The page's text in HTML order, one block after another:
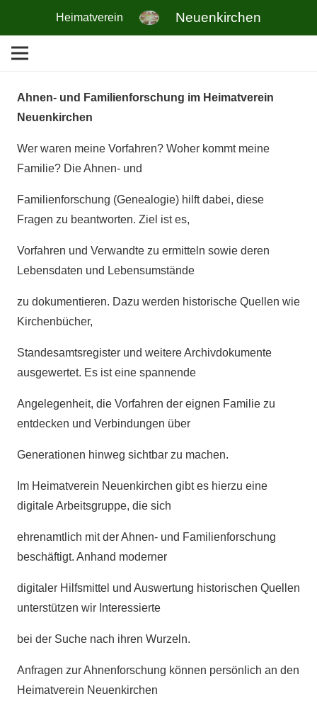
Heimatverein Neuenkirchen
Ahnen- und Familienforschung im Heimatverein
Neuenkirchen
Wer waren meine Vorfahren? Woher kommt meine
Familie? Die Ahnen- und
Familienforschung (Genealogie) hilft dabei, diese
Fragen zu beantworten. Ziel ist es,
Vorfahren und Verwandte zu ermitteln sowie deren
Lebensdaten und Lebensumstände
zu dokumentieren. Dazu werden historische Quellen wie
Kirchenbücher,
Standesamtsregister und weitere Archivdokumente
ausgewertet. Es ist eine spannende
Angelegenheit, die Vorfahren der eignen Familie zu
entdecken und Verbindungen über
Generationen hinweg sichtbar zu machen.
Im Heimatverein Neuenkirchen gibt es hierzu eine
digitale Arbeitsgruppe, die sich
ehrenamtlich mit der Ahnen- und Familienforschung
beschäftigt. Anhand moderner
digitaler Hilfsmittel und Auswertung historischen Quellen
unterstützen wir Interessierte
bei der Suche nach ihren Wurzeln.
Anfragen zur Ahnenforschung können persönlich an den
Heimatverein Neuenkirchen